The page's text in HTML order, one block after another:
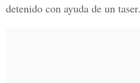
detenido con ayuda de un taser.